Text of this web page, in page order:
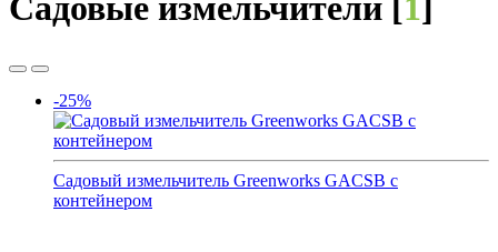
Садовые измельчители [ 1
-25%
Садовый измельчитель Greenworks GACSB с
контейнером